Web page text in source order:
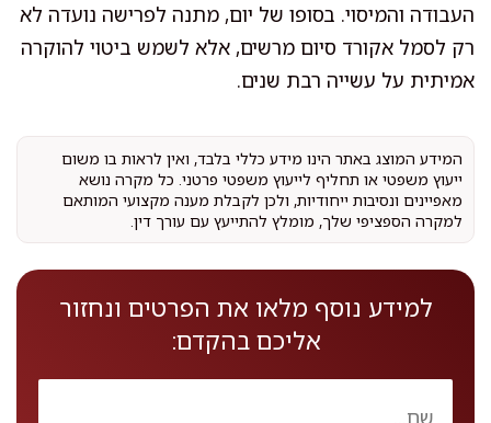
העבודה והמיסוי. בסופו של יום, מתנה לפרישה נועדה לא
רק לסמל אקורד סיום מרשים, אלא לשמש ביטוי להוקרה
אמיתית על עשייה רבת שנים.
המידע המוצג באתר הינו מידע כללי בלבד, ואין לראות בו משום
ייעוץ משפטי או תחליף לייעוץ משפטי פרטני. כל מקרה נושא
מאפיינים ונסיבות ייחודיות, ולכן לקבלת מענה מקצועי המותאם
למקרה הספציפי שלך, מומלץ להתייעץ עם עורך דין.
למידע נוסף מלאו את הפרטים ונחזור
אליכם בהקדם: